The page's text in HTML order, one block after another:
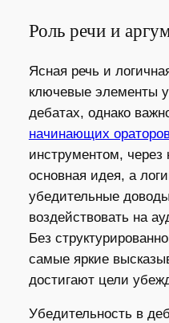
Роль речи и
Ясная речь и
ключевые элементы
дебатах, однако
начинающих
инструментом, через
основная идея, а
убедительные
воздействовать на
Без
самые яркие
достигают цели
Убедительность в